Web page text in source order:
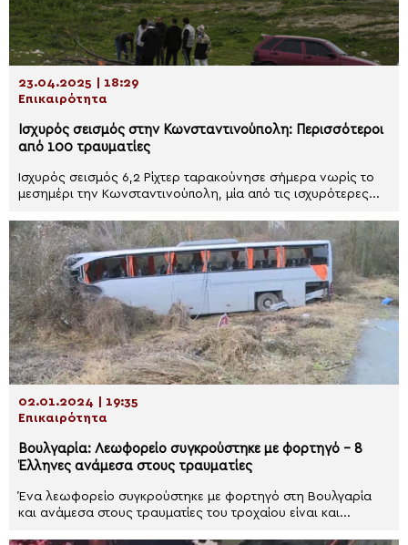
23.04.2025 | 18:29
Επικαιρότητα
Ισχυρός σεισμός στην Κωνσταντινούπολη: Περισσότεροι
από 100 τραυματίες
Ισχυρός σεισμός 6,2 Ρίχτερ ταρακούνησε σήμερα νωρίς το
μεσημέρι την Κωνσταντινούπολη, μία από τις ισχυρότερες...
02.01.2024 | 19:35
Επικαιρότητα
Βουλγαρία: Λεωφορείο συγκρούστηκε με φορτηγό – 8
Έλληνες ανάμεσα στους τραυματίες
Ένα λεωφορείο συγκρούστηκε με φορτηγό στη Βουλγαρία
και ανάμεσα στους τραυματίες του τροχαίου είναι και...